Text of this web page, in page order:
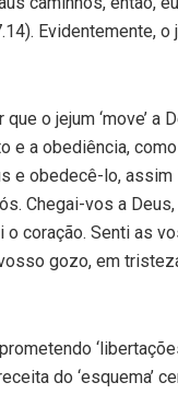
Evidentemente, o
o jejum ‘move’ a
e a obediência,
e obedecê-lo, assim
Chegai-vos a
o coração. Senti as
gozo, em
do ‘esquema’